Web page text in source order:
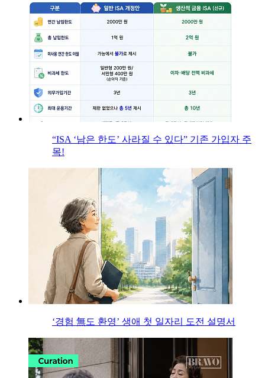
“ISA ‘남은 한도’ 사라질 수 있다” 기존 가입자 주
목!
‘경험 無도 환영’ 생애 첫 일자리 도전 설명서